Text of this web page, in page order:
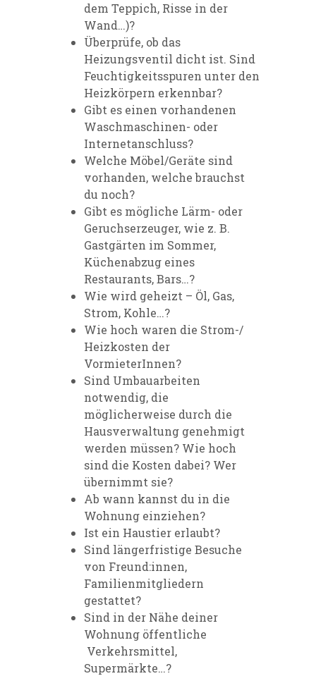
dem Teppich, Risse in der
Wand…)?
Überprüfe, ob das
Heizungsventil dicht ist. Sind
Feuchtigkeitsspuren unter den
Heizkörpern erkennbar?
Gibt es einen vorhandenen
Waschmaschinen- oder
Internetanschluss?
Welche Möbel/Geräte sind
vorhanden, welche brauchst
du noch?
Gibt es mögliche Lärm- oder
Geruchserzeuger, wie z. B.
Gastgärten im Sommer,
Küchenabzug eines
Restaurants, Bars…?
Wie wird geheizt – Öl, Gas,
Strom, Kohle…?
Wie hoch waren die Strom-/
Heizkosten der
VormieterInnen?
Sind Umbauarbeiten
notwendig, die
möglicherweise durch die
Hausverwaltung genehmigt
werden müssen? Wie hoch
sind die Kosten dabei? Wer
übernimmt sie?
Ab wann kannst du in die
Wohnung einziehen?
Ist ein Haustier erlaubt?
Sind längerfristige Besuche
von Freund:innen,
Familienmitgliedern
gestattet?
Sind in der Nähe deiner
Wohnung öffentliche
Verkehrsmittel,
Supermärkte…?